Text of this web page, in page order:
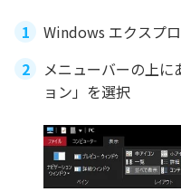
Windows エクスプ
メニューバーの上
ョン」を選択